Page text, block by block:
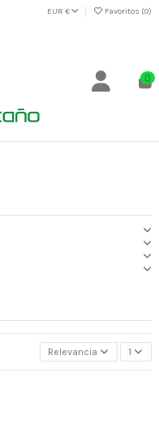
EUR € Favoritos (0)
0
Relevancia 1